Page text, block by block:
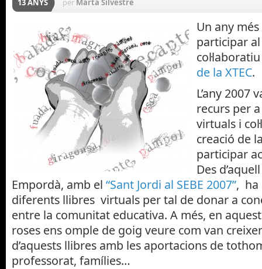
Un any
participar
de la XTEC.
L’any 2007
recurs per
virtuals i
creació de
participar
Des
Empordà, amb el “Sant Jordi al SEBE 2007”, ha
diferents llibres virtuals per tal de donar a
entre la comunitat educativa. A més, en
roses ens omple de goig veure com van
d’aquests llibres amb les aportacions de
professorat, famílies…